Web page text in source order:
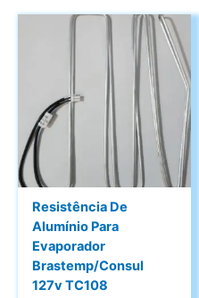
Resistência De
Alumínio Para
Evaporador
Brastemp/Consul
127v TC108